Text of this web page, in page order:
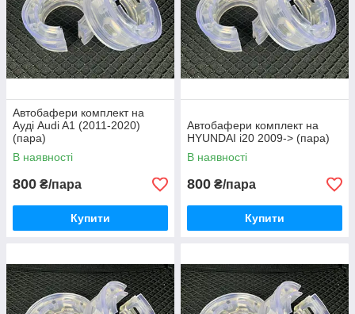
Автобафери комплект на
Ауді Audi A1 (2011-2020)
(пара)
В наявності
800 ₴/пара
Купити
Автобафери комплект на
HYUNDAI i20 2009-> (пара)
В наявності
800 ₴/пара
Купити